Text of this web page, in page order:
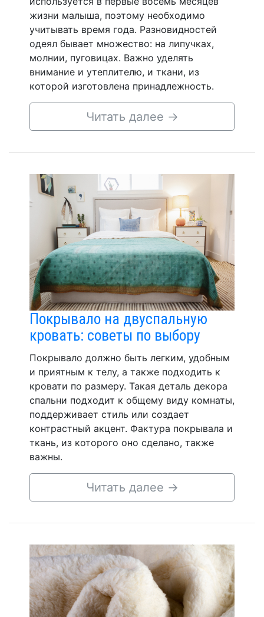
жизни малыша, поэтому необходимо
учитывать время года. Разновидностей
одеял бывает множество: на липучках,
молнии, пуговицах. Важно уделять
внимание и утеплителю, и ткани, из
которой изготовлена принадлежность.
Читать далее →
Покрывало на двуспальную
кровать: советы по выбору
Покрывало должно быть легким, удобным
и приятным к телу, а также подходить к
кровати по размеру. Такая деталь декора
спальни подходит к общему виду комнаты,
поддерживает стиль или создает
контрастный акцент. Фактура покрывала и
ткань, из которого оно сделано, также
важны.
Читать далее →